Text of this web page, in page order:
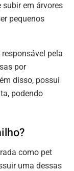
subir em árvores
pequenos
pela
por
disso, possui
podendo
como pet
uma dessas